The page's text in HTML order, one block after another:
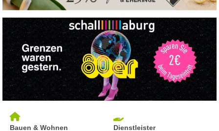
Bauen & Wohnen Dienstleister